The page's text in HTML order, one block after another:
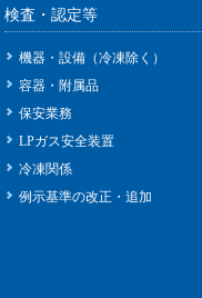
検査・認定等
機器・設備（冷凍除く）
容器・附属品
保安業務
LPガス安全装置
冷凍関係
例示基準の改正・追加